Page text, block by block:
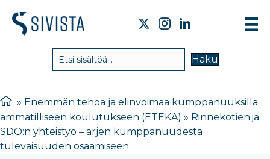
Haku
» Enemmän tehoa ja elinvoimaa kumppanuuksilla
ammatilliseen koulutukseen (ETEKA) » Rinnekotien ja
SDO:n yhteistyö – arjen kumppanuudesta
tulevaisuuden osaamiseen